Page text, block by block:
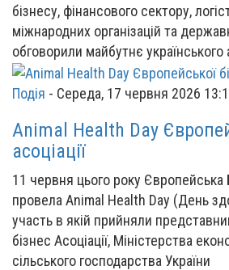
бізнесу, фінансового сектору,
міжнародних організацій та
обговорили майбутнє українського
Подія - Середа, 17 червня 2026
Animal Health Day
асоціації
11 червня цього року Європейська
провела Animal Health Day (День
участь в якій прийняли
бізнес Асоціації, Міністерства
сільського господарства України